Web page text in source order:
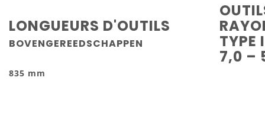
LONGUEURS D'OUTILS
TYPE
7,0 –
BOVENGEREEDSCHAPPEN
835 mm